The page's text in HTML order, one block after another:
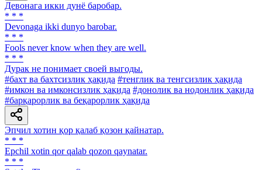
Девонага икки дунё баробар.
* * *
Devonaga ikki dunyo barobar.
* * *
Fools never know when they are well.
* * *
Дурак не понимает своей выгоды.
#бахт ва бахтсизлик ҳақида #тенглик ва тенгсизлик ҳақида
#имкон ва имконсизлик ҳақида #донолик ва нодонлик ҳақида
#барқарорлик ва беқарорлик ҳақида
Эпчил хотин қор қалаб қозон қайнатар.
* * *
Epchil xotin qor qalab qozon qaynatar.
* * *